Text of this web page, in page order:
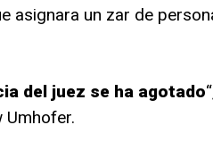
asignara un zar de
del juez se ha agotado
Umhofer.